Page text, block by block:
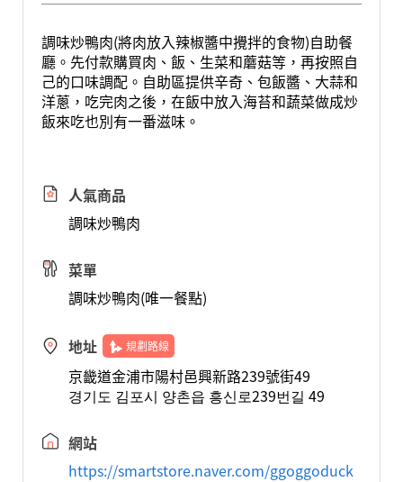
調味炒鴨肉(將肉放入辣椒醬中攪拌的食物)自助餐
廳。先付款購買肉、飯、生菜和蘑菇等，再按照自
己的口味調配。自助區提供辛奇、包飯醬、大蒜和
洋蔥，吃完肉之後，在飯中放入海苔和蔬菜做成炒
飯來吃也別有一番滋味。
人氣商品
調味炒鴨肉
菜單
調味炒鴨肉(唯一餐點)
地址 規劃路線
京畿道金浦市陽村邑興新路239號街49
경기도 김포시 양촌읍 흥신로239번길 49
網站
https://smartstore.naver.com/ggoggoduck